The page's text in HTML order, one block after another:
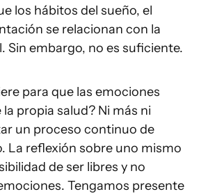
los hábitos del sueño, el
se relacionan con la
Sin embargo, no es suficiente.
para que las emociones
propia salud? Ni más ni
un proceso continuo de
La reflexión sobre uno mismo
de ser libres y no
Tengamos presente